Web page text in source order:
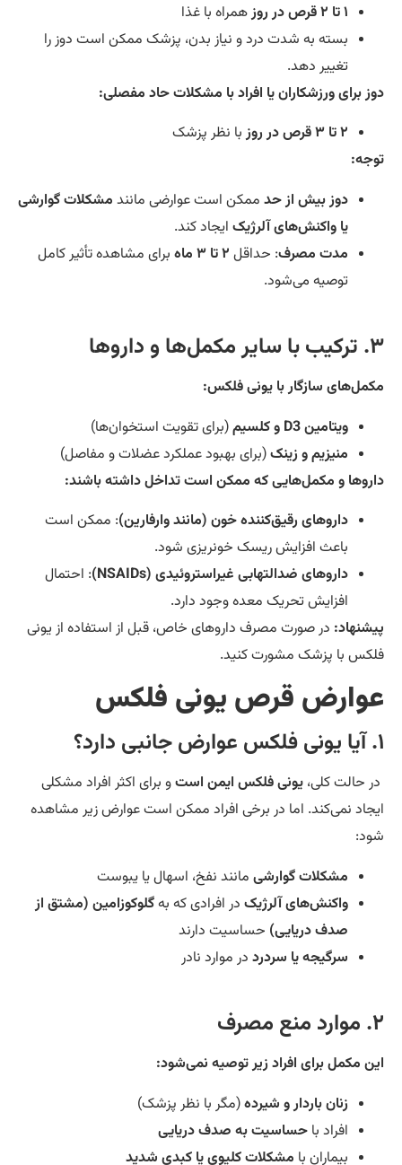
همراه با غذا
بسته به شدت درد و نیاز بدن، پزشک ممکن است دوز را
تغییر دهد.
برای ورزشکاران یا افراد با مشکلات حاد مفصلی:
با نظر پزشک
دوز بیش از حدممکن است عوارضی مانندمشکلات گوارشی
یا واکنش‌های آلرژیکایجاد کند.
مدت مصرف: حداقل۲ تا ۳ ماه
برای مشاهده تأثیر کامل
توصیه می‌شود.
سازگار با یونی فلکس:
ویتامین D3 و کلسیم
(برای تقویت استخوان‌ها)
منیزیم و زینک(برای بهبود عملکرد عضلات و مفاصل)
و مکمل‌هایی که ممکن است تداخل داشته باشند:
داروهای رقیق‌کننده خون (مانند وارفارین): ممکن است
باعث افزایش ریسک خونریزی شود.
داروهای ضدالتهابی غیراستروئیدی (NSAIDs)
: احتمال
افزایش تحریک معده وجود دارد.
در صورت مصرف داروهای خاص، قبل از استفاده از یونی
با پزشک مشورت کنید.
قرص یونی فلکس
حالت کلی،یونی فلکس ایمن استو برای اکثر افراد مشکلی
نمی‌کند. اما در برخی افراد ممکن است عوارض زیر مشاهده
مشکلات گوارشیمانند نفخ، اسهال یا یبوست
واکنش‌های آلرژیکدر افرادی که بهگلوکوزامین (مشتق از
صدف دریایی)حساسیت دارند
سرگیجه یا سردرددر موارد نادر
مکمل برای افراد زیر توصیه نمی‌شود:
زنان باردار و شیرده(مگر با نظر پزشک)
افراد باحساسیت به صدف دریایی
بیماران بامشکلات کلیوی یا کبدی شدید